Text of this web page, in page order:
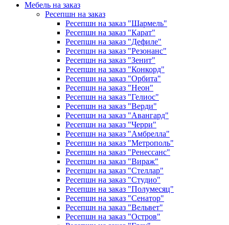
Мебель на заказ
Ресепшн на заказ
Ресепшн на заказ "Шармель"
Ресепшн на заказ "Карат"
Ресепшн на заказ "Дефиле"
Ресепшн на заказ "Резонанс"
Ресепшн на заказ "Зенит"
Ресепшн на заказ "Конкорд"
Ресепшн на заказ "Орбита"
Ресепшн на заказ "Неон"
Ресепшн на заказ "Гелиос"
Ресепшн на заказ "Верди"
Ресепшн на заказ "Авангард"
Ресепшн на заказ "Черри"
Ресепшн на заказ "Амбрелла"
Ресепшн на заказ "Метрополь"
Ресепшн на заказ "Ренессанс"
Ресепшн на заказ "Вираж"
Ресепшн на заказ "Стеллар"
Ресепшн на заказ "Студио"
Ресепшн на заказ "Полумесяц"
Ресепшн на заказ "Сенатор"
Ресепшн на заказ "Вельвет"
Ресепшн на заказ "Остров"